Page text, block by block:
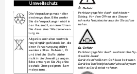
Umweltschutz
 Gefahr
Die Verpackungsmaterialien Verletzungsgefahr durch elektrischen
sind recyclebar. Bitte werfen Schlag. Vor dem Öffnen des Steuer-
Sie die Verpackungen nicht in schranks Netzstecker aus der Steckdose
den Hausmüll, sondern führen ziehen.
Sie diese einer Wiederverwer-
tung zu.
Altgeräte enthalten wertvolle
recyclingfähige Materialien, die
einer Verwertung zugeführt  Gefahr
werden sollten. Batterien, Öl Verletzungsgefahr durch austretenden Hy-
und ähnliche Stoffe dürfen drauliköl-Strahl.
nicht in die Umwelt gelangen. Gerät nie mit offenem Gehäuse betreiben.
Bitte entsorgen Sie Altgeräte Gerät bei Undichtigkeit im Hydrauliksystem
deshalb über geeignete Sam- sofort außer Betrieb nehmen.
melsysteme.